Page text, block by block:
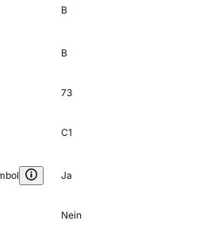
B
B
73
C1
Ja
Nein